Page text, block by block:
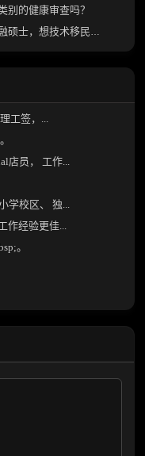
别的健康审查吗？
移民新西兰需要做什么？
工签，...
店员， 工作...
学校区、 独...
作经验更佳...
。